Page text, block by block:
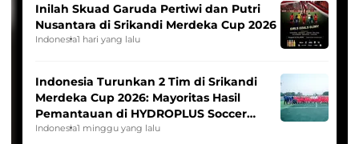
Inilah Skuad Garuda Pertiwi dan Putri
Nusantara di Srikandi Merdeka Cup 2026
Indonesia1 hari yang lalu
Indonesia Turunkan 2 Tim di Srikandi
Merdeka Cup 2026: Mayoritas Hasil
Pemantauan di HYDROPLUS Soccer
League
Indonesia1 minggu yang lalu